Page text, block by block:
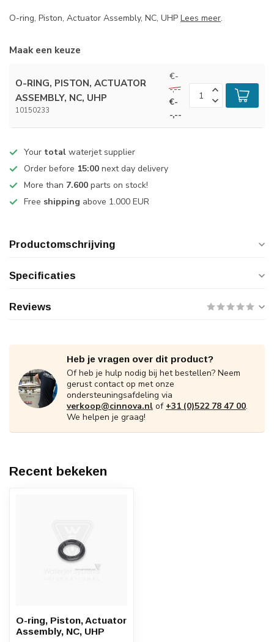
O-ring, Piston, Actuator Assembly, NC, UHP Lees meer.
Maak een keuze
O-RING, PISTON, ACTUATOR
ASSEMBLY, NC, UHP
10150233
€-
-,--
€-
-,--
Your total waterjet supplier
Order before 15:00 next day delivery
More than 7.600 parts on stock!
Free shipping above 1.000 EUR
Productomschrijving
Specificaties
Reviews
Heb je vragen over dit product?
Of heb je hulp nodig bij het bestellen? Neem
gerust contact op met onze
ondersteuningsafdeling via
verkoop@cinnova.nl of +31 (0)522 78 47 00.
We helpen je graag!
Recent bekeken
O-ring, Piston, Actuator
Assembly, NC, UHP